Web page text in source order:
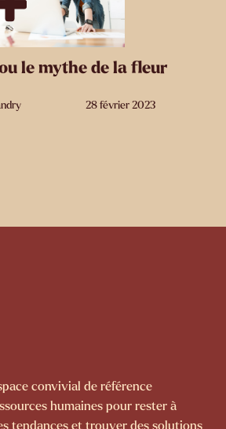
le mythe de la fleur
28 février 2023
convivial de référence
humaines pour rester à
tendances et trouver des solutions